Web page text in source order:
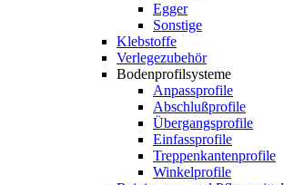
Egger
Sonstige
Klebstoffe
Verlegezubehör
Bodenprofilsysteme
Anpassprofile
Abschlußprofile
Übergangsprofile
Einfassprofile
Treppenkantenprofile
Winkelprofile